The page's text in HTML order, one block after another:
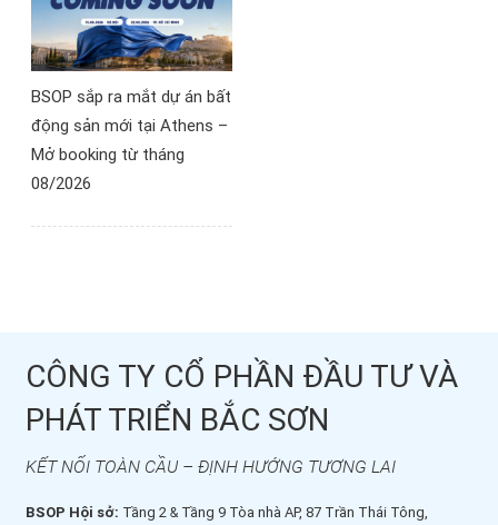
BSOP sắp ra mắt dự án bất
động sản mới tại Athens –
Mở booking từ tháng
08/2026
CÔNG TY CỔ PHẦN ĐẦU TƯ VÀ
PHÁT TRIỂN BẮC SƠN
KẾT NỐI TOÀN CẦU – ĐỊNH HƯỚNG TƯƠNG LAI
BSOP Hội sở: Tầng 2 & Tầng 9 Tòa nhà AP, 87 Trần Thái Tông,